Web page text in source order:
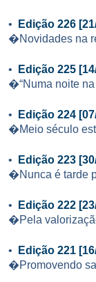
• Edição 226
�Novidades na
• Edição 225
�“Numa noite
• Edição 224
�Meio século
• Edição 223
�Nunca é tarde
• Edição 222
�Pela
• Edição 221
�Promovendo